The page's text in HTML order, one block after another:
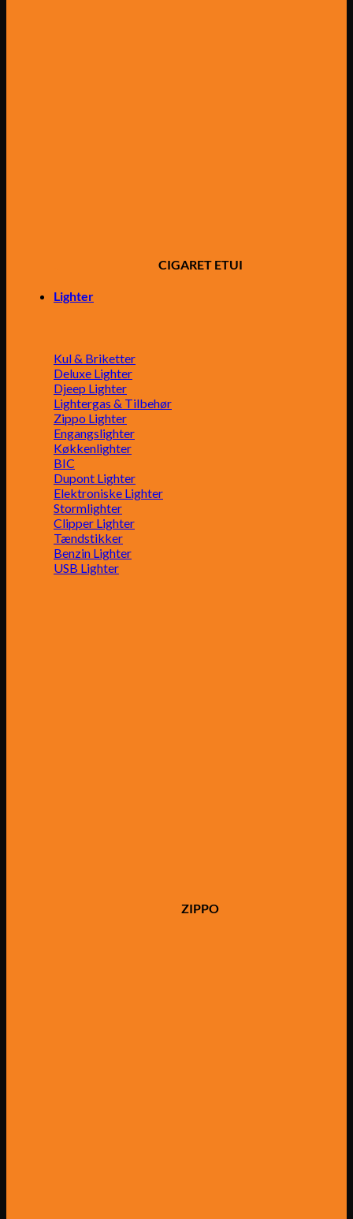
CIGARET ETUI
Lighter
Kul & Briketter
Deluxe Lighter
Djeep Lighter
Lightergas & Tilbehør
Zippo Lighter
Engangslighter
Køkkenlighter
BIC
Dupont Lighter
Elektroniske Lighter
Stormlighter
Clipper Lighter
Tændstikker
Benzin Lighter
USB Lighter
ZIPPO